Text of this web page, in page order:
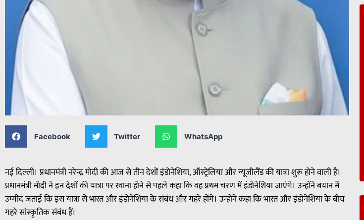
Facebook Twitter WhatsApp
नई दिल्ली। प्रधानमंत्री नरेन्द्र मोदी की आज से तीन देशों इंडोनेशिया, ऑस्ट्रेलिया और न्यूजीलैंड की यात्रा शुरू होने वाली है।
प्रधानमंत्री मोदी ने इन देशों की यात्रा पर रवाना होने से पहले कहा कि वह प्रथम चरण में इंडोनेशिया जाएंगे। उन्होंने बयान में
उम्मीद जताई कि इस यात्रा से भारत और इंडोनेशिया के संबंध और गहरे होंगे। उन्होंने कहा कि भारत और इंडोनेशिया के बीच
गहरे सांस्कृतिक संबंध हैं।